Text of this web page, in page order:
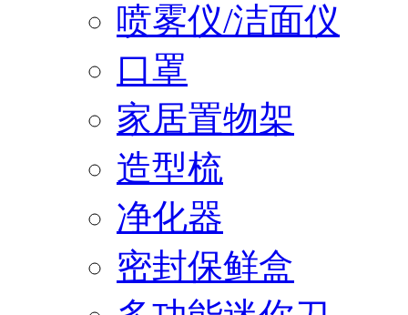
喷雾仪/洁面仪
口罩
家居置物架
造型梳
净化器
密封保鲜盒